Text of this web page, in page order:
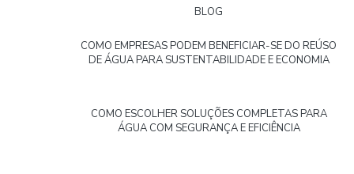
BLOG
COMO EMPRESAS PODEM BENEFICIAR-SE DO REÚSO
DE ÁGUA PARA SUSTENTABILIDADE E ECONOMIA
COMO ESCOLHER SOLUÇÕES COMPLETAS PARA
ÁGUA COM SEGURANÇA E EFICIÊNCIA